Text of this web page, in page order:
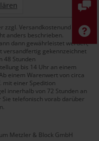
zzgl. Versandkostenund ggf.
anders beschrieben.
dann gewährleistet werden,
versandfertig gekennzeichnet
48 Stunden
bis 14 Uhr an einem
einem Warenwert von circa
mit einer Spedition
innerhalb von 72 Stunden an
Sie telefonisch vorab darüber
Metzler & Block GmbH